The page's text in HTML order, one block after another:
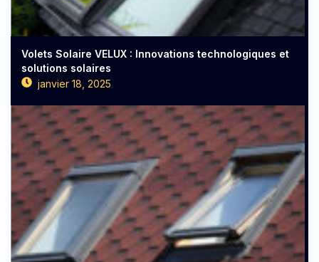
Volets Solaire VELUX : Innovations technologiques et
solutions solaires
janvier 18, 2025